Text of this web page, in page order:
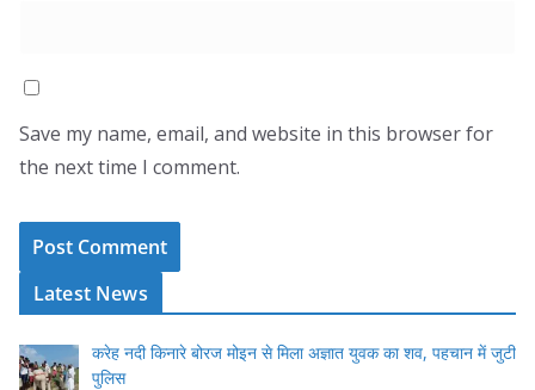
Save my name, email, and website in this browser for
the next time I comment.
Latest News
करेह नदी किनारे बोरज मोइन से मिला अज्ञात युवक का शव, पहचान में जुटी
पुलिस